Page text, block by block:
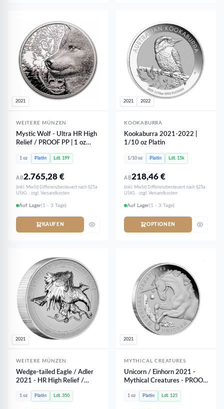
2021
WEITERE MÜNZEN
Mystic Wolf - Ultra HR High
Relief / PROOF PP | 1 oz
1 oz Platin Ldt. 199
AB2.765,28€
(inkl. MwSt) Differenzbesteuert nach §25a
UStG. · zzgl. Versandkosten
Auf Lager(1 - 3 Tage)
KAUFEN
2021 2022
KOOKABURRA
Kookaburra 2021-2022 |
1/10 oz Platin
1/10 oz Platin Ldt. 15k
AB218,46€
(inkl. MwSt) Differenzbesteuert nach §25a
UStG. · zzgl. Versandkosten
Auf Lager(1 - 3 Tage)
OPTIONEN
2021
WEITERE MÜNZEN
Wedge-tailed Eagle / Adler
2021 - HR High Relief /
1 oz Platin Ldt. 350
2021
MYTHICAL CREATURES
Unicorn / Einhorn 2021 -
Mythical Creatures - PROOF
1 oz Platin Ldt. 125